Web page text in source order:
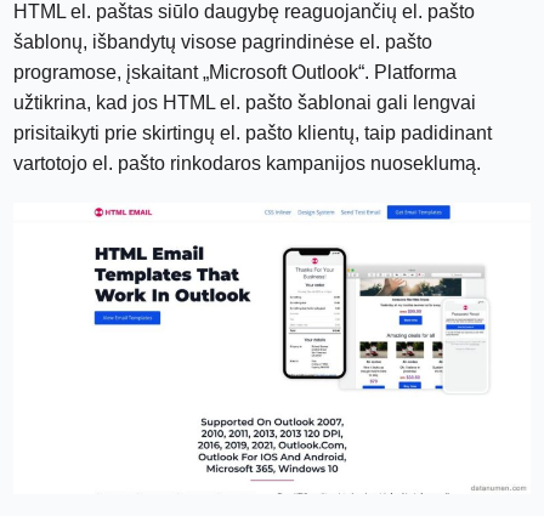
HTML el. paštas siūlo daugybę reaguojančių el. pašto
šablonų, išbandytų visose pagrindinėse el. pašto
programose, įskaitant „Microsoft Outlook“. Platforma
užtikrina, kad jos HTML el. pašto šablonai gali lengvai
prisitaikyti prie skirtingų el. pašto klientų, taip padidinant
vartotojo el. pašto rinkodaros kampanijos nuoseklumą.